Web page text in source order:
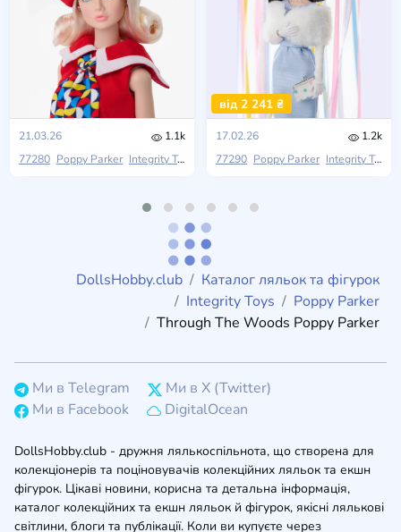
21.03.26
1.1k
77280 Poppy Parker Integrity Toys 2026 W Club
від 2 241 ₴
17.02.26
1.2k
77290 Poppy Parker Integrity Toys
DollsHobby.club
Каталог ляльок та фігурок
Integrity Toys
Poppy Parker
Through The Woods Poppy Parker
Ми в Telegram
Ми в X (Twitter)
Ми в Facebook
DigitalOcean
DollsHobby.club - дружня лялькоспільнота, що створена для
колекціонерів та поціновувачів колекційних ляльок та екшн
фігурок. Цікаві новини, корисна та детальна інформація,
каталог колекційних та екшн ляльок й фігурок, якісні лялькові
світлини, блоги та публікації. Коли ви купуєте через